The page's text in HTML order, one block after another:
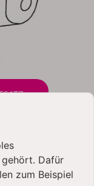
DAZU
Dafür
zum Beispiel